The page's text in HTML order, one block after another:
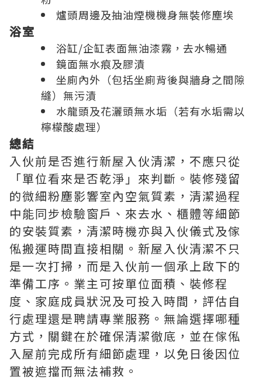
爐頭周邊及抽油煙機機身無裝修塵埃
浴室
浴缸/企缸表面無油漆霧，去水暢通
鏡面無水痕及膠漬
坐廁內外（包括坐廁背後與牆身之間隙
縫）無污漬
水龍頭及花灑頭無水垢（若有水垢需以
檸檬酸處理）
總結
入伙前是否進行新屋入伙清潔，不應只從
「單位看來是否乾淨」來判斷。裝修殘留
的微細粉塵影響室內空氣質素，清潔過程
中能同步檢驗窗戶、來去水、櫃體等細節
的安裝質素，清潔時機亦與入伙儀式及傢
俬搬運時間直接相關。新屋入伙清潔不只
是一次打掃，而是入伙前一個承上啟下的
準備工序。業主可按單位面積、裝修程
度、家庭成員狀況及可投入時間，評估自
行處理還是聘請專業服務。無論選擇哪種
方式，關鍵在於確保清潔徹底，並在傢俬
入屋前完成所有細節處理，以免日後因位
置被遮擋而無法補救。